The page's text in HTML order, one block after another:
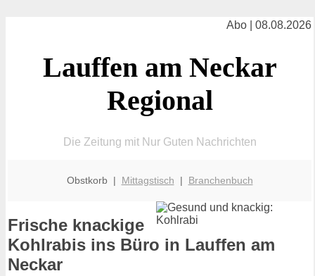
Abo | 08.08.2026
Lauffen am Neckar
Regional
Die Zeitung mit Nur Guten Nachrichten
Obstkorb | Mittagstisch | Branchenbuch
Frische knackige
Kohlrabis ins Büro in Lauffen am
Neckar